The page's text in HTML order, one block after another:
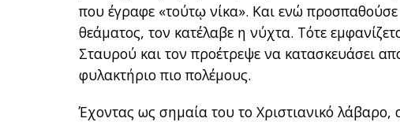
που έγραφε «τούτῳ νίκα». Και ενώ
θεάματος, τον κατέλαβε η νύχτα. Τότε
Σταυρού και τον προέτρεψε να κατασκευάσει
φυλακτήριο πιο πολέμους.
Έχοντας ως σημαία του το Χριστιανικό λάβαρο,